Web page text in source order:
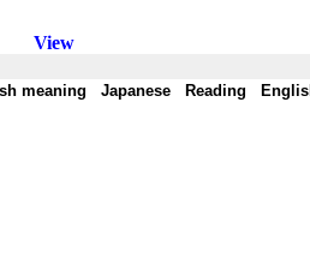
View
meaning Japanese Reading